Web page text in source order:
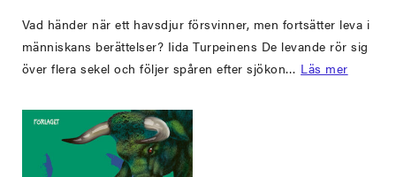
Vad händer när ett havsdjur försvinner, men fortsätter leva i
människans berättelser? Iida Turpeinens De levande rör sig
över flera sekel och följer spåren efter sjökon… Läs mer